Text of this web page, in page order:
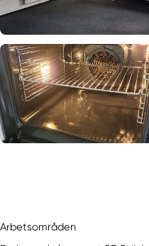
Arbetsområden